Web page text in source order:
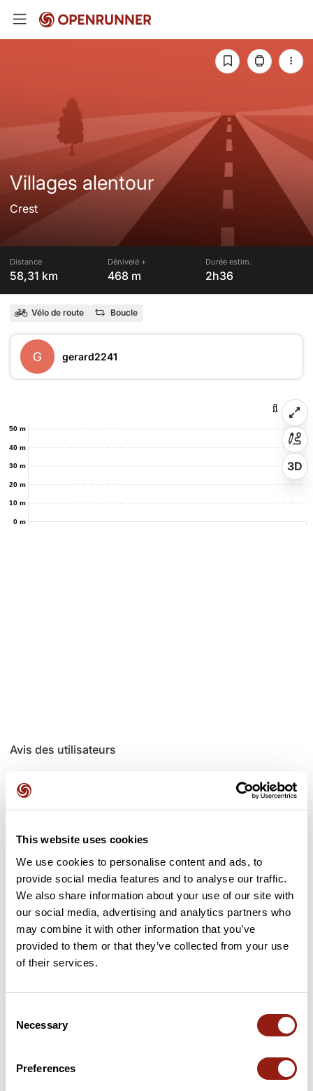
This website uses cookies
We use cookies to personalise content and ads, to
provide social media features and to analyse our traffic.
We also share information about your use of our site with
our social media, advertising and analytics partners who
may combine it with other information that you’ve
provided to them or that they’ve collected from your use
of their services.
Selection
Necessary
Preferences
Villages alentour
Crest
Distance
58,31 km
Dénivelé +
468 m
Durée estim.
2h36
Vélo de route Boucle
G gerard2241
0 m
10 m
20 m
30 m
40 m
50 m
3D
Avis des utilisateurs
Soyez le premier à ajouter un avis !
Cols le long du parcours
7 km
Résumé
Crest. Il présente une ascension cumulée de plus de 460m.
Prévoyez environ 2 heures et 36 minutes pour réaliser ce